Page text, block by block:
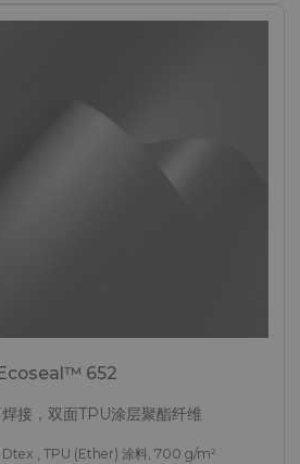
Ecoseal™ 652
接，双面TPU涂层聚酯纤维
, TPU (Ether) 涂料, 700 g/m²